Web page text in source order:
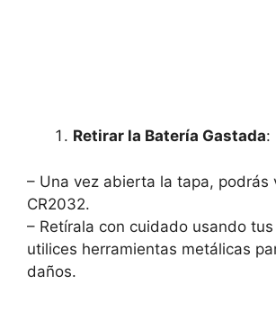
Retirar la Batería Gastada:
– Una vez abierta la tapa, podrás
CR2032.
– Retírala con cuidado usando
utilices herramientas metálicas
daños.